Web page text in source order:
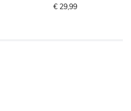
€ 29,99